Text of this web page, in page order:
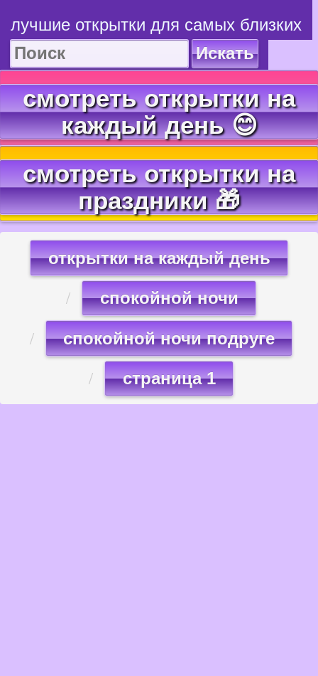
лучшие открытки для самых близких
Искать
смотреть открытки на
каждый день 😊
смотреть открытки на
праздники 🎁
открытки на каждый день
спокойной ночи
спокойной ночи подруге
страница 1